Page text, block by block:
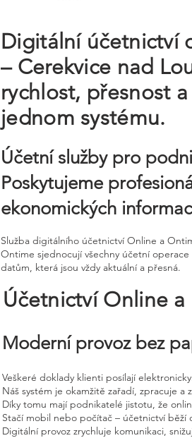
Digitální účetnictví
– Cerekvice nad
rychlost, přesnost
jednom systému.
Účetní služby pro
Poskytujeme
ekonomických
Služba digitálního účetnictví Online a
Ontime sjednocují všechny účetní
datům, která jsou vždy aktuální a přesná.
Účetnictví Online
Moderní provoz bez
Veškeré doklady klienti posílají
Náš systém je okamžitě zařadí, zpracuje
Díky tomu mají podnikatelé jistotu, že
Stačí mobil nebo počítač – účetnictví běží
Digitální provoz zrychluje komunikaci,